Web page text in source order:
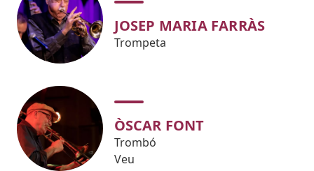
JOSEP MARIA FARRÀS
Trompeta
ÒSCAR FONT
Trombó
Veu